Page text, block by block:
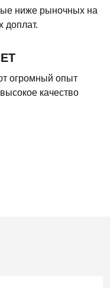
ниже рыночных на
доплат.
огромный опыт
качество